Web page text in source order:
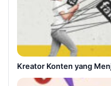
Kreator Konten yang